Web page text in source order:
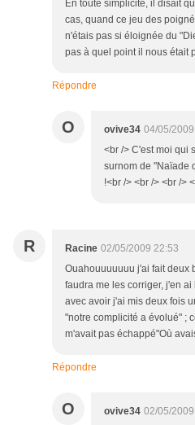
En toute simplicité, il disait
cas, quand ce jeu des
n'étais pas si éloignée du
pas à quel point il nous était
Répondre
O ovive34 04/05/
<br /> C'est moi qui
surnom de "Naïade
!<br /> <br /> <br />
R Racine 02/05/2009 22:53
Ouahouuuuuuu j'ai fait deux
faudra me les corriger, j'en
avec avoir j'ai mis deux fois
"notre complicité a évolué" ;
m'avait pas échappé"Où
Répondre
O ovive34 02/05/